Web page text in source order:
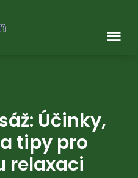
Účinky,
tipy pro
relaxaci